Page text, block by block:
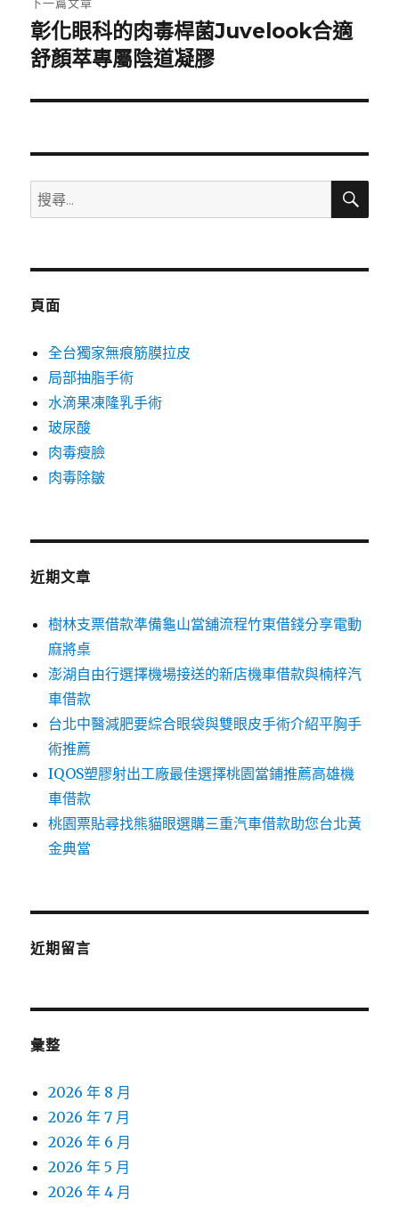
下
一
文
彰化眼科的肉毒桿菌Juvelook合適
舒顏萃專屬陰道凝膠
搜
尋
鍵
搜
頁面
全台獨家無痕筋膜拉皮
局部抽脂手術
水滴果凍隆乳手術
玻尿酸
肉毒瘦臉
肉毒除皺
近期文章
樹林支票借款準備龜山當舖流程竹東借錢分享電動
麻將桌
澎湖自由行選擇機場接送的新店機車借款與楠梓汽
車借款
台北中醫減肥要綜合眼袋與雙眼皮手術介紹平胸手
術推薦
IQOS塑膠射出工廠最佳選擇桃園當鋪推薦高雄機
車借款
桃園票貼尋找熊貓眼選購三重汽車借款助您台北黃
金典當
近期留言
彙整
2026 年 8 月
2026 年 7 月
2026 年 6 月
2026 年 5 月
2026 年 4 月